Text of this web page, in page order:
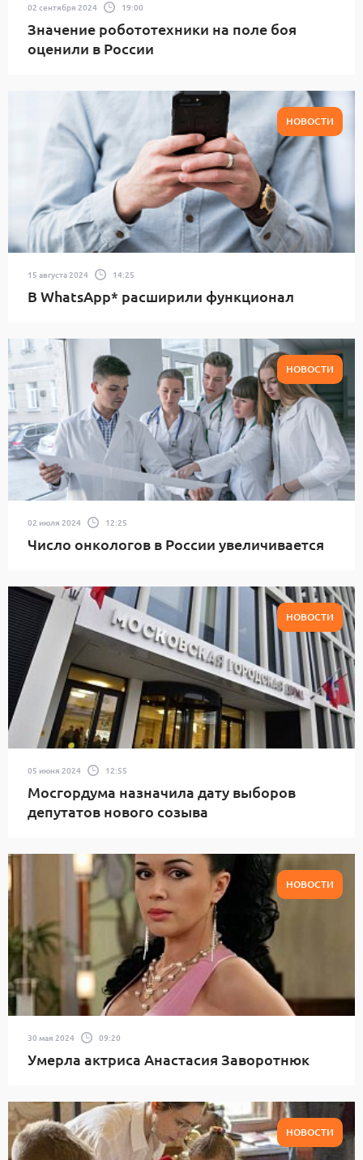
02 сентября 2024 19:00
Значение робототехники на поле боя
оценили в России
НОВОСТИ
15 августа 2024 14:25
В WhatsApp* расширили функционал
НОВОСТИ
02 июля 2024 12:25
Число онкологов в России увеличивается
НОВОСТИ
05 июня 2024 12:55
Мосгордума назначила дату выборов
депутатов нового созыва
НОВОСТИ
30 мая 2024 09:20
Умерла актриса Анастасия Заворотнюк
НОВОСТИ